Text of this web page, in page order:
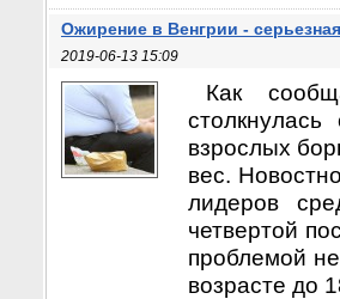
Ожирение в Венгрии -
2019-06-13 15:09
Как
взрослых
вес.
лидеров
четвертой
проблемой
возрасте до